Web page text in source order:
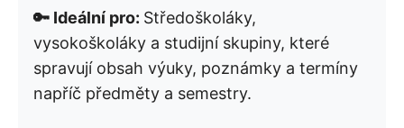
🔑 Ideální pro: Středoškoláky,
vysokoškoláky a studijní skupiny, které
spravují obsah výuky, poznámky a termíny
napříč předměty a semestry.